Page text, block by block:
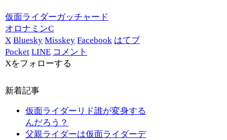
仮面ライダーガッチャード
オロナミンC
X Bluesky Misskey Facebook はてブ
Pocket LINE コメント
Xをフォローする
新着記事
仮面ライダーリド誰が変身する
んだろう？
父親ライダーは仮面ライダーデ